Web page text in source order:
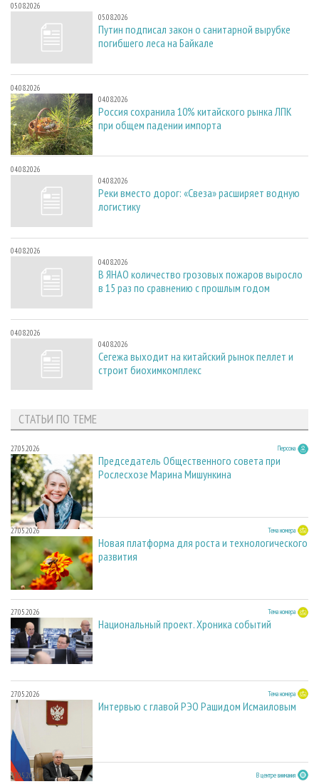
05.08.2026
05.08.2026
Путин подписал закон о санитарной вырубке
погибшего леса на Байкале
04.08.2026
04.08.2026
Россия сохранила 10% китайского рынка ЛПК
при общем падении импорта
04.08.2026
04.08.2026
Реки вместо дорог: «Свеза» расширяет водную
логистику
04.08.2026
04.08.2026
В ЯНАО количество грозовых пожаров выросло
в 15 раз по сравнению с прошлым годом
04.08.2026
04.08.2026
Сегежа выходит на китайский рынок пеллет и
строит биохимкомплекс
СТАТЬИ ПО ТЕМЕ
27.05.2026 Персона
Председатель Общественного совета при
Рослесхозе Марина Мишункина
27.05.2026 Тема номера
Новая платформа для роста и технологического
развития
27.05.2026 Тема номера
Национальный проект. Хроника событий
27.05.2026 Тема номера
Интервью с главой РЭО Рашидом Исмаиловым
27.05.2026 В центре внимания